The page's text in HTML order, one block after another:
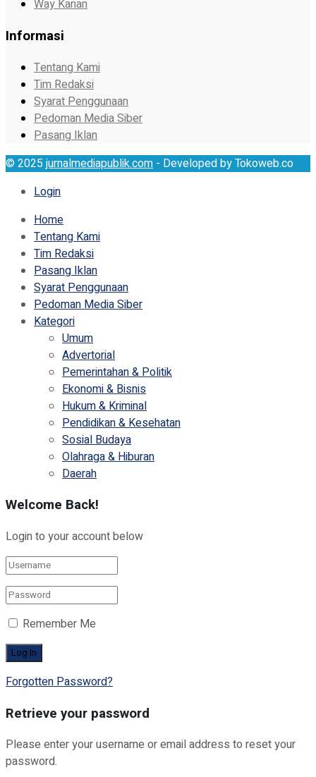
Way Kanan
Informasi
Tentang Kami
Tim Redaksi
Syarat Penggunaan
Pedoman Media Siber
Pasang Iklan
© 2025 jurnalmediapublik.com - Developed by Tokoweb.co
Login
Home
Tentang Kami
Tim Redaksi
Pasang Iklan
Syarat Penggunaan
Pedoman Media Siber
Kategori
Umum
Advertorial
Pemerintahan & Politik
Ekonomi & Bisnis
Hukum & Kriminal
Pendidikan & Kesehatan
Sosial Budaya
Olahraga & Hiburan
Daerah
Welcome Back!
Login to your account below
Remember Me
Forgotten Password?
Retrieve your password
Please enter your username or email address to reset your
password.